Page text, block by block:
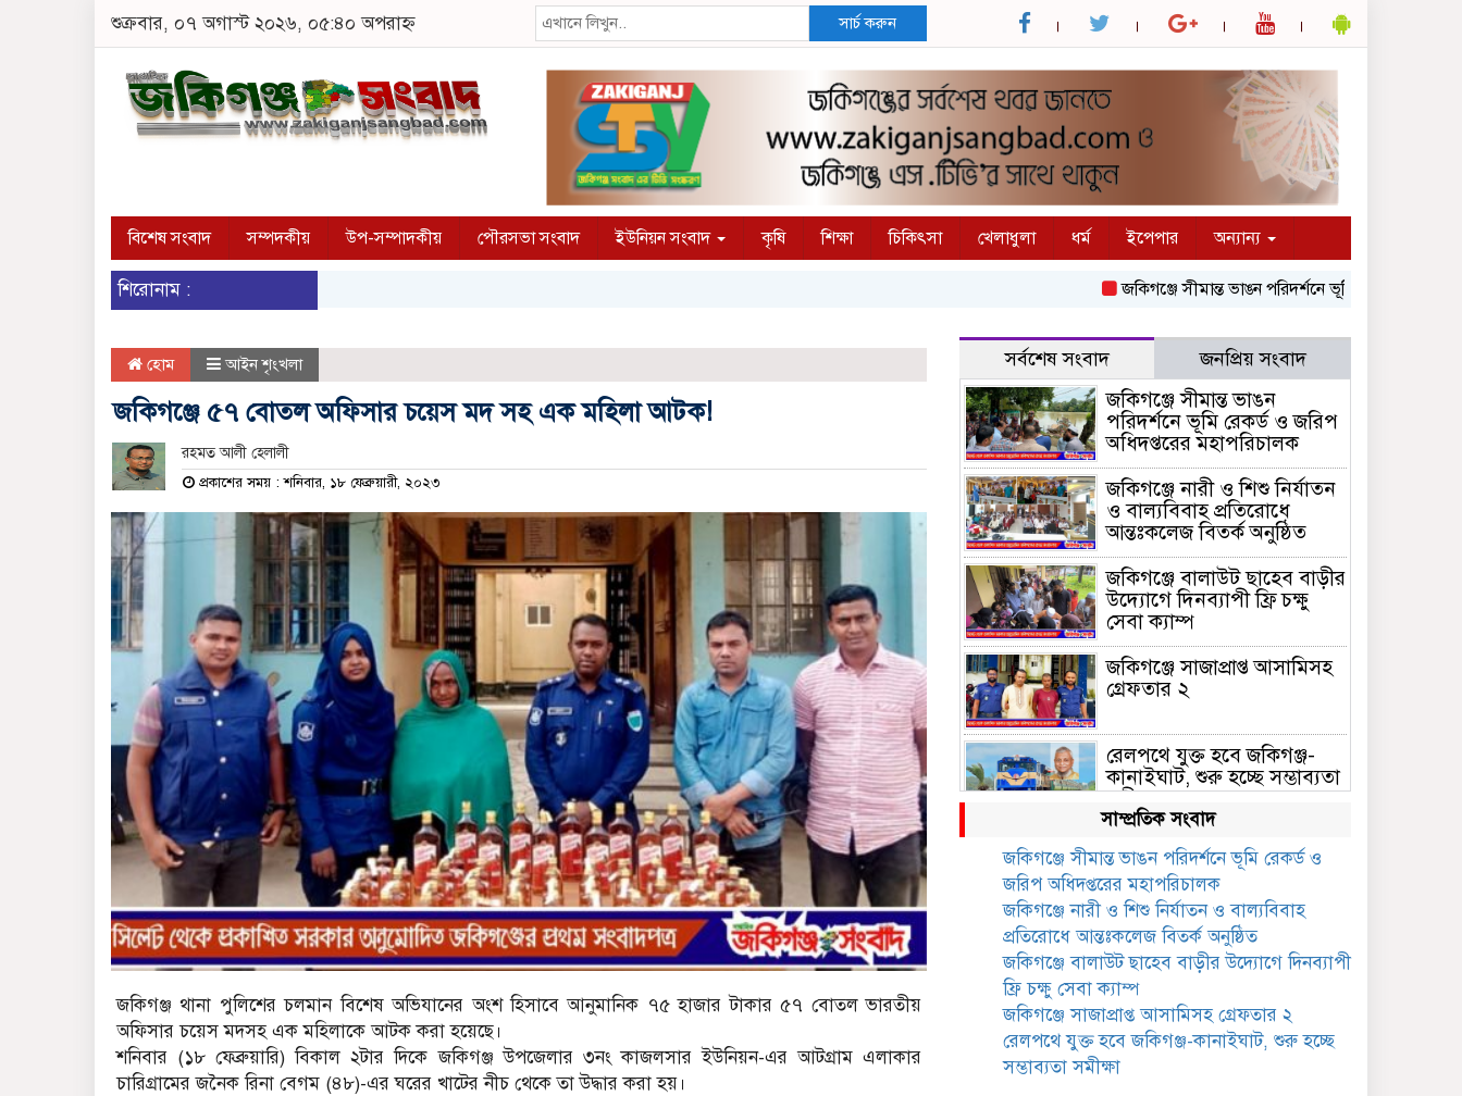
শুক্রবার, ০৭ অগাস্ট ২০২৬, ০৫:৪০ অপরাহ্ন সার্চ করুন
বিশেষ সংবাদ সম্পদকীয় উপ-সম্পাদকীয় পৌরসভা সংবাদ ইউনিয়ন সংবাদ কৃষি শিক্ষা চিকিৎসা খেলাধুলা ধর্ম ইপেপার অন্যান্য
শিরোনাম : জকিগঞ্জে সীমান্ত ভাঙন পরিদর্শনে ভূমি রেকর্ড ও জরিপ
হোম আইন শৃংখলা
জকিগঞ্জে ৫৭ বোতল অফিসার চয়েস মদ সহ এক মহিলা আটক!
রহমত আলী হেলালী
প্রকাশের সময় : শনিবার, ১৮ ফেব্রুয়ারী, ২০২৩
জকিগঞ্জ থানা পুলিশের চলমান বিশেষ অভিযানের অংশ হিসাবে আনুমানিক ৭৫ হাজার টাকার ৫৭ বোতল ভারতীয়
অফিসার চয়েস মদসহ এক মহিলাকে আটক করা হয়েছে।
শনিবার (১৮ ফেব্রুয়ারি) বিকাল ২টার দিকে জকিগঞ্জ উপজেলার ৩নং কাজলসার ইউনিয়ন-এর আটগ্রাম এলাকার
চারিগ্রামের জনৈক রিনা বেগম (৪৮)-এর ঘরের খাটের নীচ থেকে তা উদ্ধার করা হয়।
সর্বশেষ সংবাদ জনপ্রিয় সংবাদ
জকিগঞ্জে সীমান্ত ভাঙন
পরিদর্শনে ভূমি রেকর্ড ও জরিপ
অধিদপ্তরের মহাপরিচালক
জকিগঞ্জে নারী ও শিশু নির্যাতন
ও বাল্যবিবাহ প্রতিরোধে
আন্তঃকলেজ বিতর্ক অনুষ্ঠিত
জকিগঞ্জে বালাউট ছাহেব বাড়ীর
উদ্যোগে দিনব্যাপী ফ্রি চক্ষু
সেবা ক্যাম্প
জকিগঞ্জে সাজাপ্রাপ্ত আসামিসহ
গ্রেফতার ২
রেলপথে যুক্ত হবে জকিগঞ্জ-
কানাইঘাট, শুরু হচ্ছে সম্ভাব্যতা
সমীক্ষা
সাবেক এমপি হাফিজ আহমদ
মজুমদার কি আত্মগোপনে?
ভাইরাল ছবি ঘিরে আলোচনা!
ভাতা পেতে টাকা লাগে না,
জকিগঞ্জে সমাজসেবা কর্মকর্তার
গুরুত্বপূর্ণ বার্তা
জকিগঞ্জে সরকারি পাঁচ ভাতার
আবেদন শুরু আজ
সাম্প্রতিক সংবাদ
জকিগঞ্জে সীমান্ত ভাঙন পরিদর্শনে ভূমি রেকর্ড ও
জরিপ অধিদপ্তরের মহাপরিচালক
জকিগঞ্জে নারী ও শিশু নির্যাতন ও বাল্যবিবাহ
প্রতিরোধে আন্তঃকলেজ বিতর্ক অনুষ্ঠিত
জকিগঞ্জে বালাউট ছাহেব বাড়ীর উদ্যোগে দিনব্যাপী
ফ্রি চক্ষু সেবা ক্যাম্প
জকিগঞ্জে সাজাপ্রাপ্ত আসামিসহ গ্রেফতার ২
রেলপথে যুক্ত হবে জকিগঞ্জ-কানাইঘাট, শুরু হচ্ছে
সম্ভাব্যতা সমীক্ষা